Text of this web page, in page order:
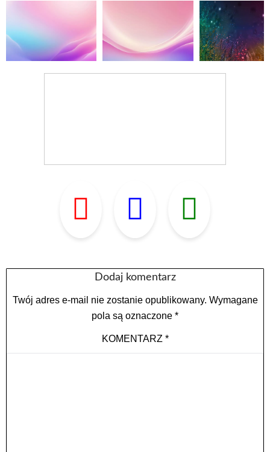
Dodaj komentarz
Twój adres e-mail nie zostanie opublikowany. Wymagane
pola są oznaczone *
KOMENTARZ *